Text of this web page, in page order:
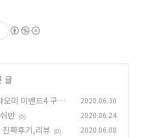
글
미 미밴드4 구매,
2020.06.30
반 (0) 2020.06.24
짜후기,리뷰 (0) 2020.06.08